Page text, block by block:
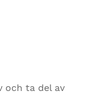
och ta del av